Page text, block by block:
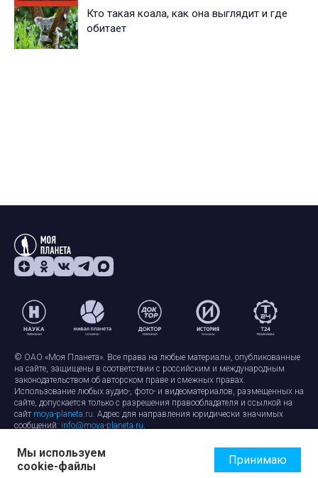
Кто такая коала, как она выглядит и где
обитает
© ОАО «Моя Планета». Все права на любые материалы, опубликованные
на сайте, защищены в соответствии с российским и международным
законодательством об авторском праве и смежных правах.
Использование любых аудио-, фото- и видеоматериалов, размещенных на
сайте, допускается только с разрешения правообладателя и ссылкой на
сайт moya-planeta.ru. Адрес для направления юридически значимых
сообщений: info@moya-planeta.ru.
Правила сайтаРабота с cookie-файлами
Защита персональных данных
Обработка персональных данных
Мы используем
cookie-файлы
Принимаю